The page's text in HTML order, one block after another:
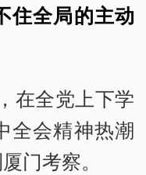
住全局的主动
在全党上下学
全会精神热潮
门考察。